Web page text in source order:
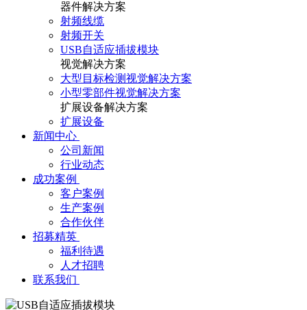
器件解决方案
射频线缆
射频开关
USB自适应插拔模块
视觉解决方案
大型目标检测视觉解决方案
小型零部件视觉解决方案
扩展设备解决方案
扩展设备
新闻中心
公司新闻
行业动态
成功案例
客户案例
生产案例
合作伙伴
招募精英
福利待遇
人才招聘
联系我们